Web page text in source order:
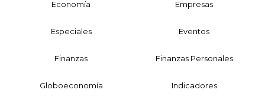
Economía Empresas
Especiales Eventos
Finanzas Finanzas Personales
Globoeconomía Indicadores